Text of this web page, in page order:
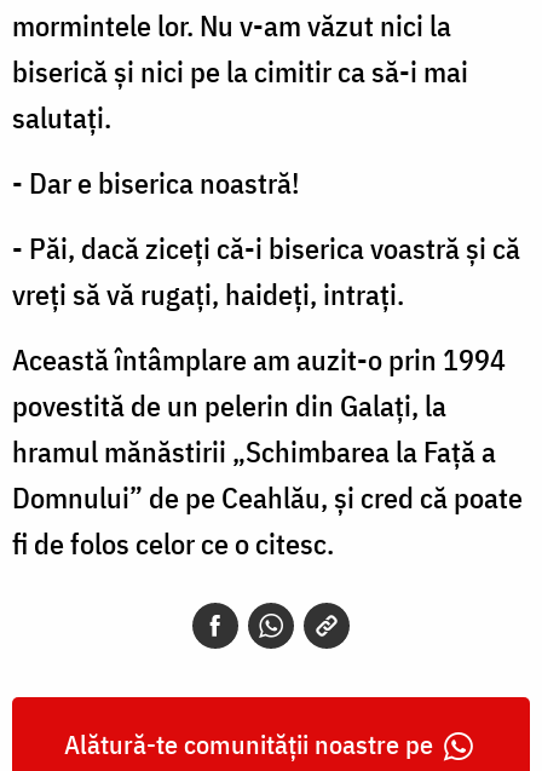
mormintele lor. Nu v-am văzut nici la
biserică și nici pe la cimitir ca să-i mai
salutați.
- Dar e biserica noastră!
- Păi, dacă ziceți că-i biserica voastră și că
vreți să vă rugați, haideți, intrați.
Această întâmplare am auzit-o prin 1994
povestită de un pelerin din Galați, la
hramul mănăstirii „Schimbarea la Față a
Domnului” de pe Ceahlău, și cred că poate
fi de folos celor ce o citesc.
Alătură-te comunității noastre pe